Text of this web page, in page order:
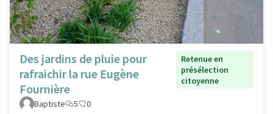
Des jardins de pluie pour
rafraichir la rue Eugène
Fournière
Retenue en
présélection
citoyenne
Baptiste 5 0